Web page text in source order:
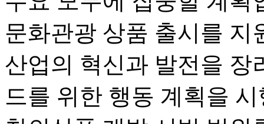
문화관광 상품 출시를 지
산업의 혁신과 발전을 장
드를 위한 행동 계획을